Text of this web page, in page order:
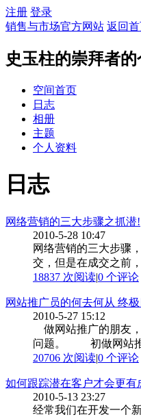
注册 登录
销售与市场官方网站 返回
史玉柱的崇拜者的
空间首页
日志
相册
主题
个人资料
日志
网络营销的三大步骤之抓潜!
2010-5-28 10:47
网络营销的三大步骤
交，但是在成交之前
18837 次阅读|0 个评论
网站推广员的何去何从 终
2010-5-27 15:12
做网站推广的朋友
问题。 初做网站推
20706 次阅读|0 个评论
如何跟踪潜在客户才会更有
2010-5-13 23:27
经常我们在开发一个